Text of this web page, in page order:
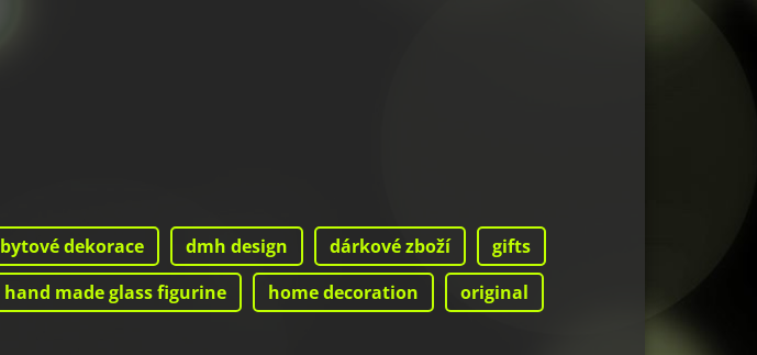
bytové dekorace dmh design dárkové zboží
gifts
hand made glass figurine home decoration
original